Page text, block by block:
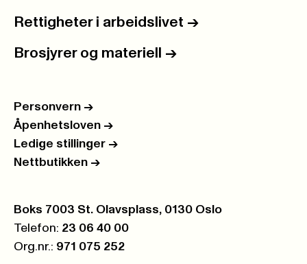
Rettigheter i arbeidslivet ->
Brosjyrer og materiell ->
Personvern ->
Åpenhetsloven ->
Ledige stillinger ->
Nettbutikken ->
Postboks:
Boks 7003 St. Olavsplass, 0130 Oslo
Telefon: 23 06 40 00
Org.nr.: 971 075 252